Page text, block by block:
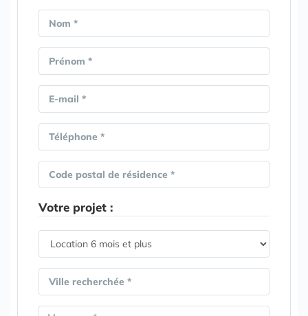
Nom *
Prénom *
E-mail *
Téléphone *
Code postal de résidence *
Votre projet :
Ville recherchée *